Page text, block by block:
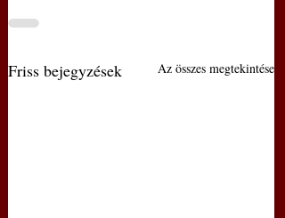
Friss bejegyzések Az összes megtekintése